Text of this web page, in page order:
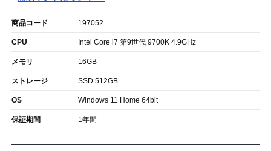
商品コード 197052
CPU Intel Core i7 第9世代 9700K 4.9GHz
メモリ 16GB
ストレージ SSD 512GB
OS Windows 11 Home 64bit
保証期間 1年間